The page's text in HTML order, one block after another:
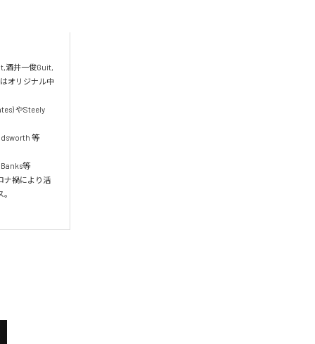
酒井一俊Guit,
オリジナル中
やSteely
等
等
ナ禍により活